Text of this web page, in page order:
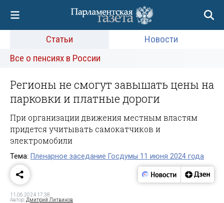
Статьи
Новости
Все о пенсиях в России
Регионы не смогут завышать цены на
парковки и платные дороги
При организации движения местным властям
придется учитывать самокатчиков и
электромобили
Тема: Пленарное заседание Госдумы 11 июня 2024 года
11.06.2024 17:38
Автор: Дмитрий Литвинов